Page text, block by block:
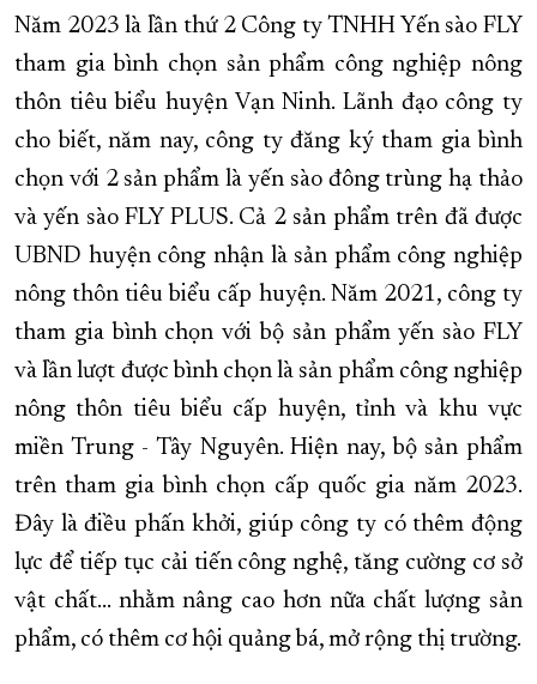
Năm 2023 là lần thứ 2 Công ty TNHH Yến sào FLY
tham gia bình chọn sản phẩm công nghiệp nông
thôn tiêu biểu huyện Vạn Ninh. Lãnh đạo công ty
cho biết, năm nay, công ty đăng ký tham gia bình
chọn với 2 sản phẩm là yến sào đông trùng hạ thảo
và yến sào FLY PLUS. Cả 2 sản phẩm trên đã được
UBND huyện công nhận là sản phẩm công nghiệp
nông thôn tiêu biểu cấp huyện. Năm 2021, công ty
tham gia bình chọn với bộ sản phẩm yến sào FLY
và lần lượt được bình chọn là sản phẩm công nghiệp
nông thôn tiêu biểu cấp huyện, tỉnh và khu vực
miền Trung - Tây Nguyên. Hiện nay, bộ sản phẩm
trên tham gia bình chọn cấp quốc gia năm 2023.
Đây là điều phấn khởi, giúp công ty có thêm động
lực để tiếp tục cải tiến công nghệ, tăng cường cơ sở
vật chất… nhằm nâng cao hơn nữa chất lượng sản
phẩm, có thêm cơ hội quảng bá, mở rộng thị trường.